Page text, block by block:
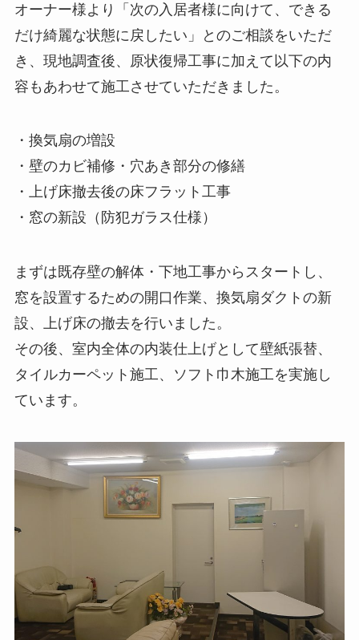
オーナー様より「次の入居者様に向けて、できる
だけ綺麗な状態に戻したい」とのご相談をいただ
き、現地調査後、原状復帰工事に加えて以下の内
容もあわせて施工させていただきました。
・換気扇の増設
・壁のカビ補修・穴あき部分の修繕
・上げ床撤去後の床フラット工事
・窓の新設（防犯ガラス仕様）
まずは既存壁の解体・下地工事からスタートし、
窓を設置するための開口作業、換気扇ダクトの新
設、上げ床の撤去を行いました。
その後、室内全体の内装仕上げとして壁紙張替、
タイルカーペット施工、ソフト巾木施工を実施し
ています。